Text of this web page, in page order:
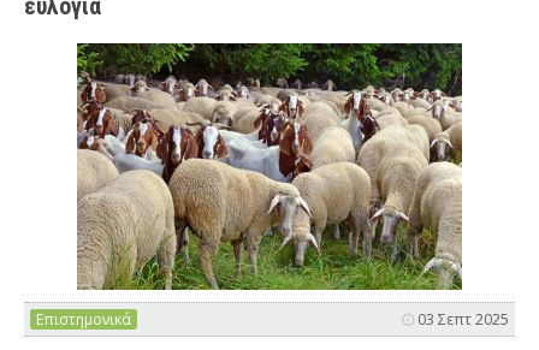
ευλογιά
Επιστημονικά 03 Σεπτ 2025